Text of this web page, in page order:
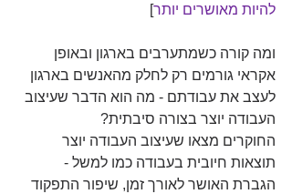
להיות מאושרים יותר]
ומה קורה כשמתערבים בארגון ובאופן
אקראי גורמים רק לחלק מהאנשים בארגון
לעצב את עבודתם - מה הוא הדבר שעיצוב
העבודה יוצר בצורה סיבתית?
החוקרים מצאו שעיצוב העבודה יוצר
תוצאות חיובית בעבודה כמו למשל -
הגברת האושר לאורך זמן, שיפור התפקוד